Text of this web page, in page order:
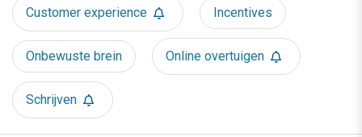
Customer experience Incentives
Onbewuste brein Online overtuigen
Schrijven